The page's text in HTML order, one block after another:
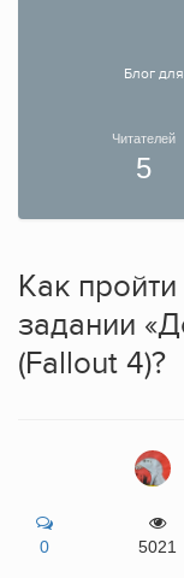
Блог
Читателей
5
Как
задании
(Fallout 4)?
0 5021